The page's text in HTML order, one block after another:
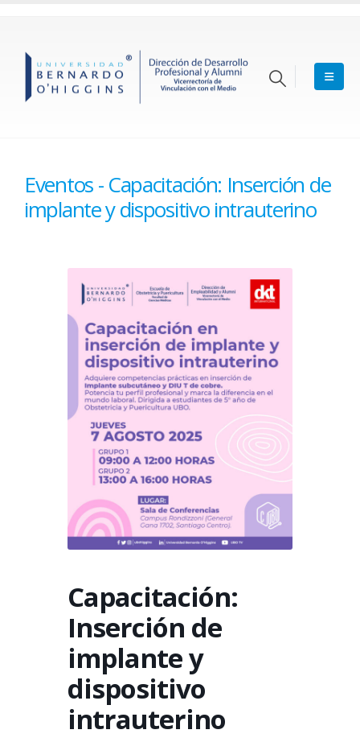
Eventos - Capacitación: Inserción de
implante y dispositivo intrauterino
Capacitación:
Inserción de
implante y
dispositivo
intrauterino